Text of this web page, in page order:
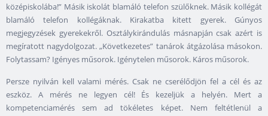
középiskolába!” Másik iskolát blamáló telefon szülőknek. Másik kollégát
blamáló telefon kollégáknak. Kirakatba kitett gyerek. Gúnyos
megjegyzések gyerekekről. Osztálykirándulás másnapján csak azért is
megíratott nagydolgozat. „Következetes” tanárok átgázolása másokon.
Folytassam? Igényes műsorok. Igénytelen műsorok. Káros műsorok.
Persze nyilván kell valami mérés. Csak ne cserélődjön fel a cél és az
eszköz. A mérés ne legyen cél! És kezeljük a helyén. Mert a
kompetenciamérés sem ad tökéletes képet. Nem feltétlenül a